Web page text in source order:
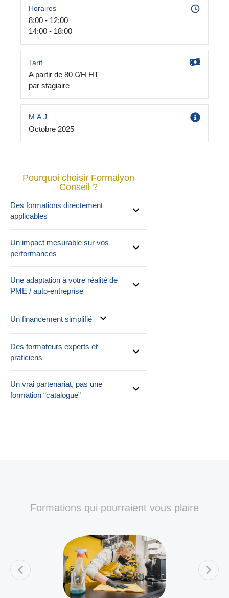
Horaires
8:00 - 12:00
14:00 - 18:00
Tarif
A partir de 80 €/H HT
par stagiaire
M.A.J
Octobre 2025
Pourquoi choisir Formalyon
Conseil ?
Des formations directement
applicables
Un impact mesurable sur vos
performances
Une adaptation à votre réalité de
PME / auto-entreprise
Un financement simplifié
Des formateurs experts et
praticiens
Un vrai partenariat, pas une
formation “catalogue”
Formations qui pourraient vous plaire